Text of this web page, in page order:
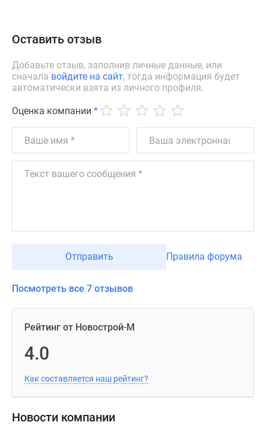
Оставить отзыв
Добавьте отзыв, заполнив личные данные, или
сначала войдите на сайт, тогда информация будет
автоматически взята из личного профиля.
Оценка компании *
Отправить Правила форума
Посмотреть все 7 отзывов
Рейтинг от Новострой-М
4.0
Как составляется наш рейтинг?
Новости компании